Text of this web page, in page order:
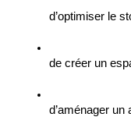
d’optimiser le
de créer un
d’aménager un